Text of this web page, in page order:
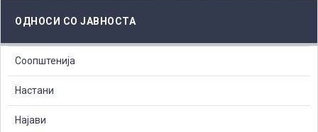
ОДНОСИ СО ЈАВНОСТА
Соопштенија
Настани
Најави